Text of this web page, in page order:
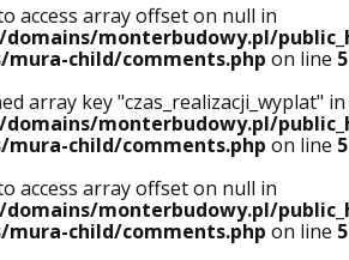
access array offset on null in
monterbudowy.pl/
child/comments.php on line
array key "czas_realizacji_wyplat" in
monterbudowy.pl/
child/comments.php on line
access array offset on null in
monterbudowy.pl/
child/comments.php on line